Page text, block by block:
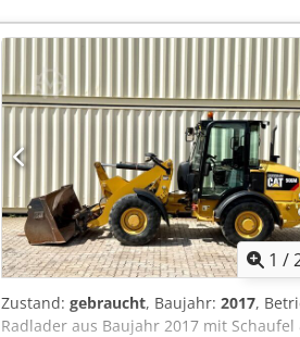
Muldenerhöhung Zentralschmieranlage
mit 615kW CE Einsatzgewicht: 46.3 to
1 /
Zustand: gebraucht, Baujahr: 2017,
Radlader aus Baujahr 2017 mit